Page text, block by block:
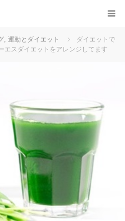
, 運動とダイエット
ダイエットで
エスダイエットをアレンジしてます